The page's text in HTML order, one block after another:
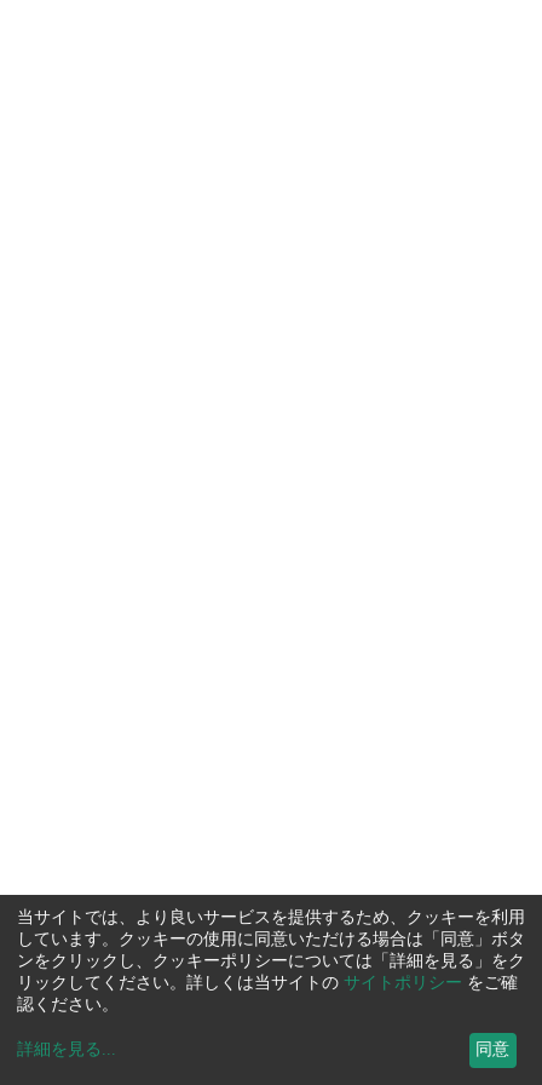
当サイトでは、より良いサービスを提供するため、クッキーを利用
しています。クッキーの使用に同意いただける場合は「同意」ボタ
ンをクリックし、クッキーポリシーについては「詳細を見る」をク
リックしてください。詳しくは当サイトの サイトポリシー をご確
認ください。
詳細を見る ... 同意